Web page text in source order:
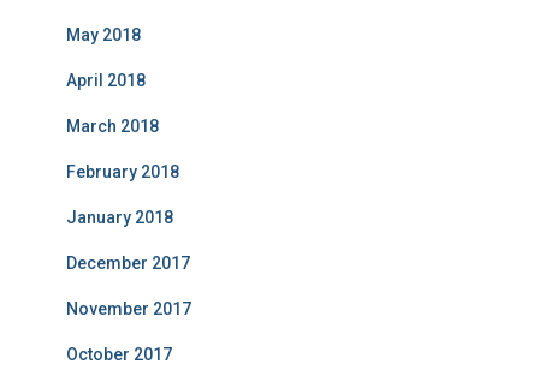
May 2018
April 2018
March 2018
February 2018
January 2018
December 2017
November 2017
October 2017